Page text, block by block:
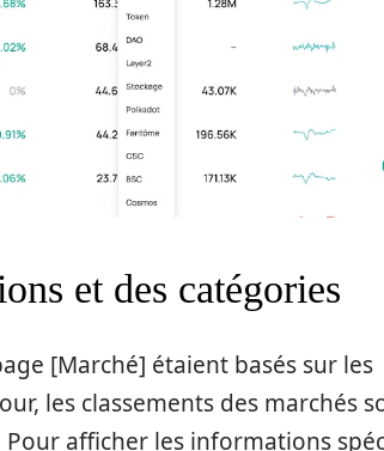
et des catégories
[Marché] étaient basés sur les
les classements des marchés
afficher les informations